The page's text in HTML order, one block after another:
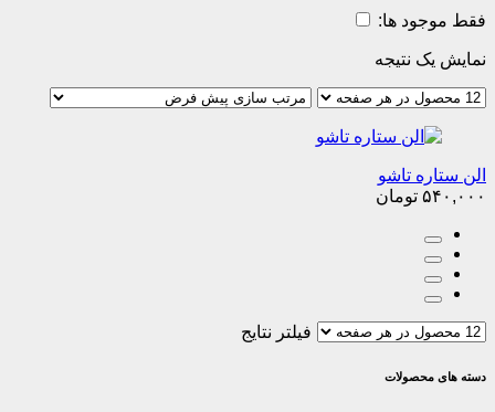
فقط موجود ها:
نمایش یک نتیجه
الن ستاره تاشو
۵۴۰,۰۰۰ تومان
فیلتر نتایج
دسته های محصولات